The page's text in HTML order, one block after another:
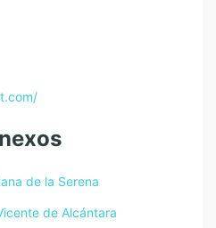
de la Serena
de Alcántara